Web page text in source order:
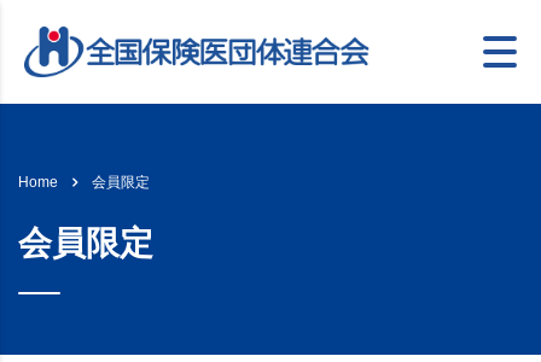
Home 会員限定
会員限定